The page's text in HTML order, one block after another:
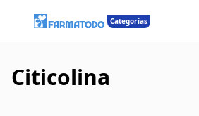
Categorías
Citicolina